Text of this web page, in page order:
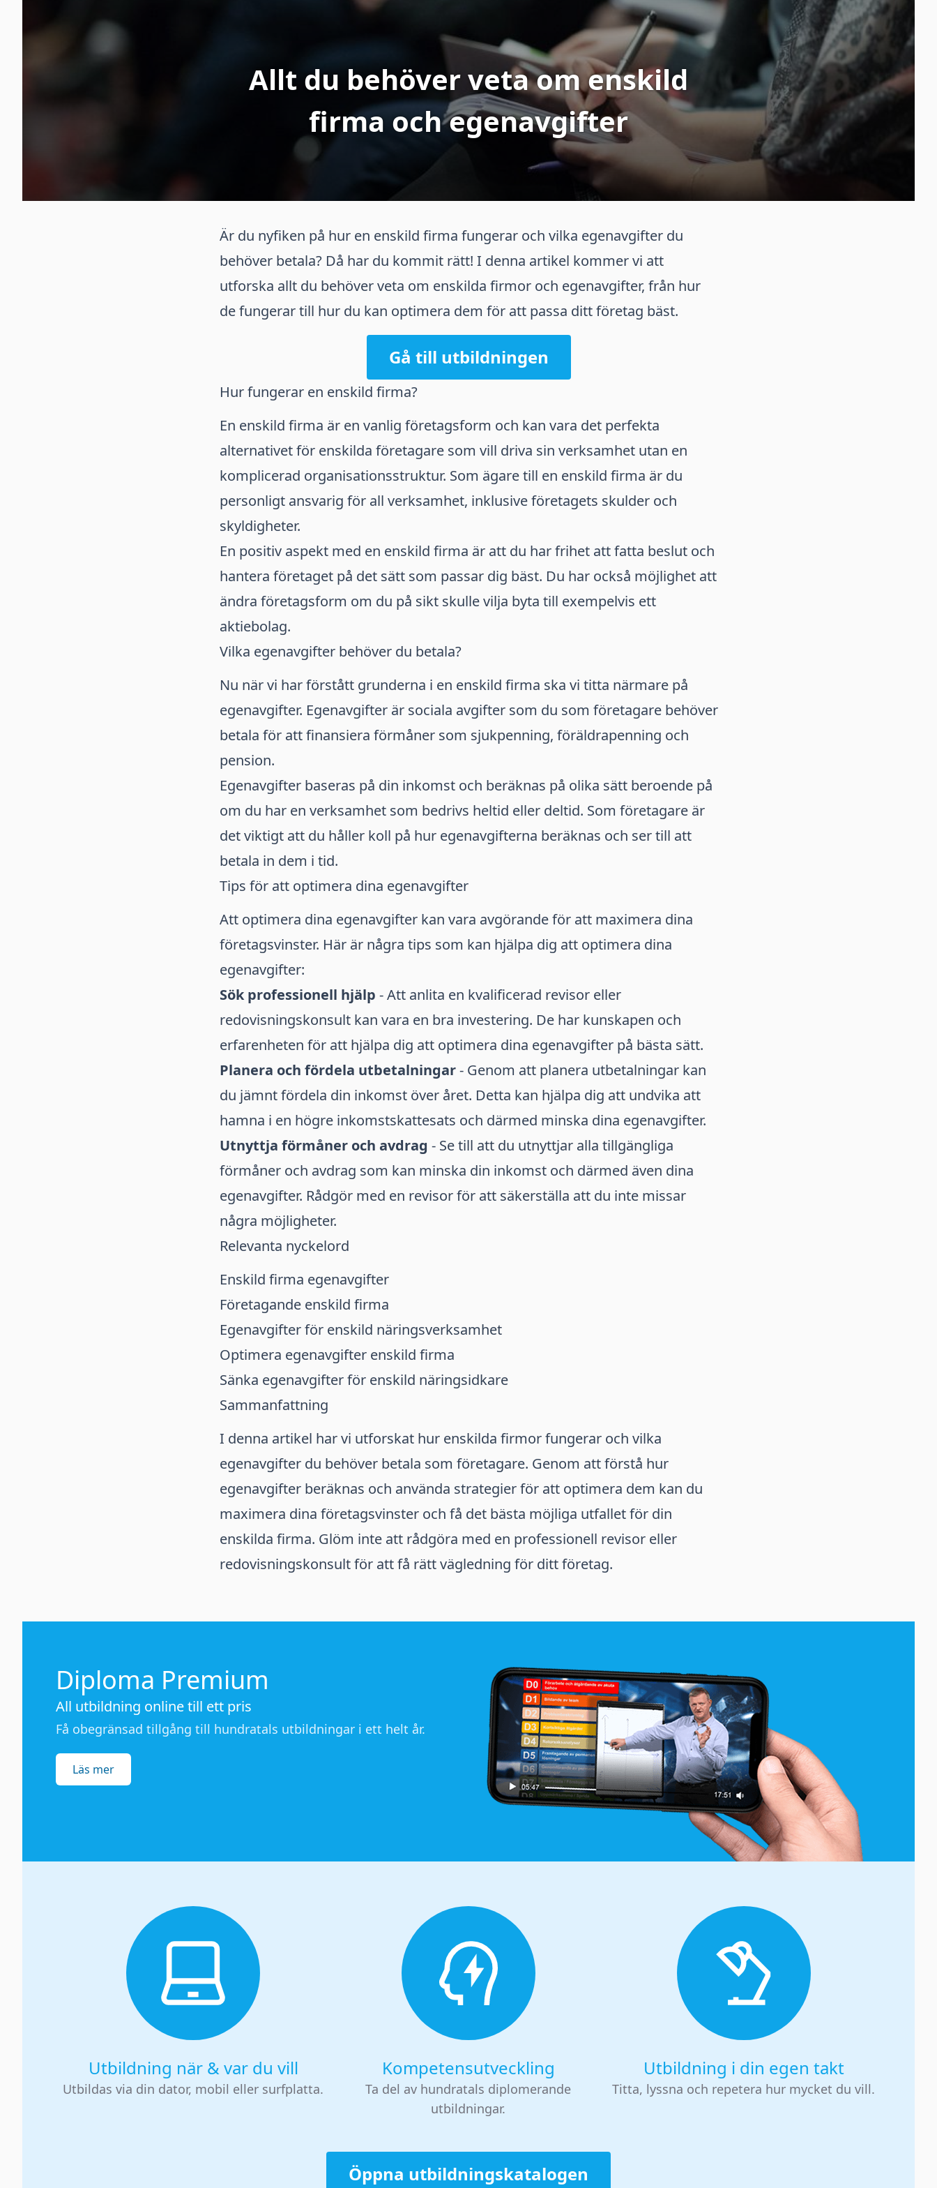
Allt du behöver veta om enskild
firma och egenavgifter
Är du nyfiken på hur en enskild firma fungerar och vilka egenavgifter du
behöver betala? Då har du kommit rätt! I denna artikel kommer vi att
utforska allt du behöver veta om enskilda firmor och egenavgifter, från hur
de fungerar till hur du kan optimera dem för att passa ditt företag bäst.
Gå till utbildningen
Hur fungerar en enskild firma?
En enskild firma är en vanlig företagsform och kan vara det perfekta
alternativet för enskilda företagare som vill driva sin verksamhet utan en
komplicerad organisationsstruktur. Som ägare till en enskild firma är du
personligt ansvarig för all verksamhet, inklusive företagets skulder och
skyldigheter.
En positiv aspekt med en enskild firma är att du har frihet att fatta beslut och
hantera företaget på det sätt som passar dig bäst. Du har också möjlighet att
ändra företagsform om du på sikt skulle vilja byta till exempelvis ett
aktiebolag.
Vilka egenavgifter behöver du betala?
Nu när vi har förstått grunderna i en enskild firma ska vi titta närmare på
egenavgifter. Egenavgifter är sociala avgifter som du som företagare behöver
betala för att finansiera förmåner som sjukpenning, föräldrapenning och
pension.
Egenavgifter baseras på din inkomst och beräknas på olika sätt beroende på
om du har en verksamhet som bedrivs heltid eller deltid. Som företagare är
det viktigt att du håller koll på hur egenavgifterna beräknas och ser till att
betala in dem i tid.
Tips för att optimera dina egenavgifter
Att optimera dina egenavgifter kan vara avgörande för att maximera dina
företagsvinster. Här är några tips som kan hjälpa dig att optimera dina
egenavgifter:
Sök professionell hjälp - Att anlita en kvalificerad revisor eller
redovisningskonsult kan vara en bra investering. De har kunskapen och
erfarenheten för att hjälpa dig att optimera dina egenavgifter på bästa sätt.
Planera och fördela utbetalningar- Genom att planera utbetalningar kan
du jämnt fördela din inkomst över året. Detta kan hjälpa dig att undvika att
hamna i en högre inkomstskattesats och därmed minska dina egenavgifter.
Utnyttja förmåner och avdrag - Se till att du utnyttjar alla tillgängliga
förmåner och avdrag som kan minska din inkomst och därmed även dina
egenavgifter. Rådgör med en revisor för att säkerställa att du inte missar
några möjligheter.
Relevanta nyckelord
Enskild firma egenavgifter
Företagande enskild firma
Egenavgifter för enskild näringsverksamhet
Optimera egenavgifter enskild firma
Sänka egenavgifter för enskild näringsidkare
Sammanfattning
I denna artikel har vi utforskat hur enskilda firmor fungerar och vilka
egenavgifter du behöver betala som företagare. Genom att förstå hur
egenavgifter beräknas och använda strategier för att optimera dem kan du
maximera dina företagsvinster och få det bästa möjliga utfallet för din
enskilda firma. Glöm inte att rådgöra med en professionell revisor eller
redovisningskonsult för att få rätt vägledning för ditt företag.
Diploma Premium
All utbildning online till ett pris
Få obegränsad tillgång till hundratals utbildningar i ett helt år.
Läs mer
Utbildning när & var du vill
Utbildas via din dator, mobil eller surfplatta.
Kompetensutveckling
Ta del av hundratals diplomerande
utbildningar.
Utbildning i din egen takt
Titta, lyssna och repetera hur mycket du vill.
Öppna utbildningskatalogen